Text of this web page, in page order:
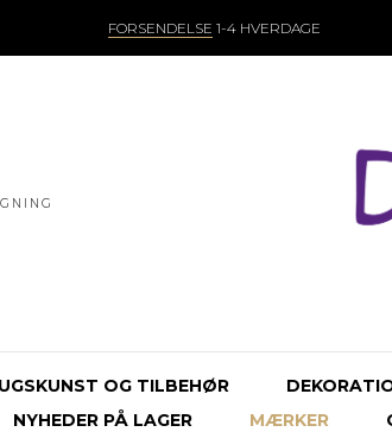
FORSENDELSE 1-4 HVERDAGE
OG TILBEHØR
NYHEDER PÅ LAGER
MÆRKER